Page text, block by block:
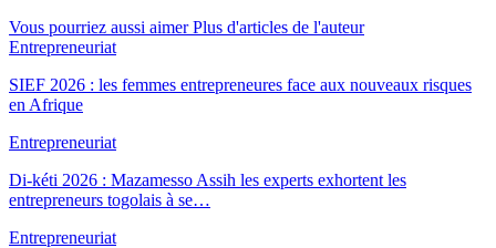
Vous pourriez aussi aimer Plus d'articles de l'auteur
Entrepreneuriat
SIEF 2026 : les femmes entrepreneures face aux nouveaux risques
en Afrique
Entrepreneuriat
Di-kéti 2026 : Mazamesso Assih les experts exhortent les
entrepreneurs togolais à se…
Entrepreneuriat